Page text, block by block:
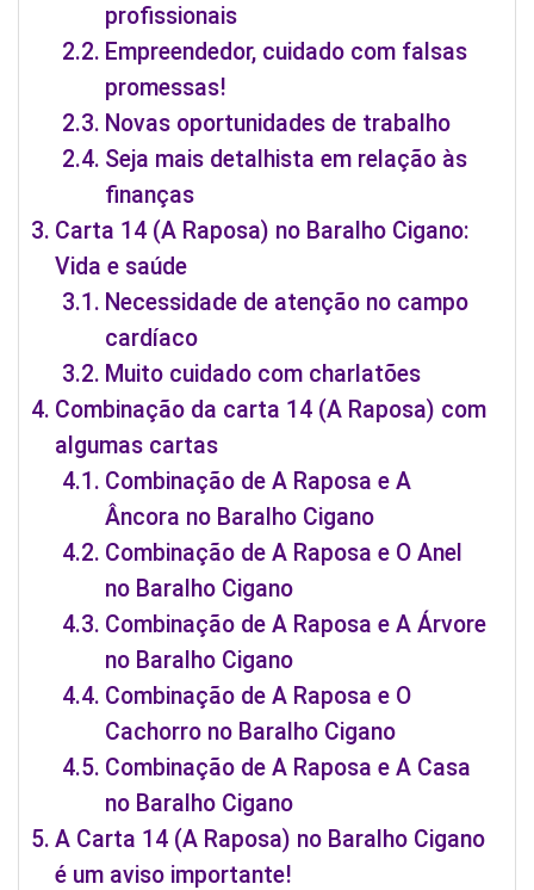
profissionais
Empreendedor, cuidado com falsas
promessas!
Novas oportunidades de trabalho
Seja mais detalhista em relação às
finanças
Carta 14 (A Raposa) no Baralho Cigano:
Vida e saúde
Necessidade de atenção no campo
cardíaco
Muito cuidado com charlatões
Combinação da carta 14 (A Raposa) com
algumas cartas
Combinação de A Raposa e A
Âncora no Baralho Cigano
Combinação de A Raposa e O Anel
no Baralho Cigano
Combinação de A Raposa e A Árvore
no Baralho Cigano
Combinação de A Raposa e O
Cachorro no Baralho Cigano
Combinação de A Raposa e A Casa
no Baralho Cigano
A Carta 14 (A Raposa) no Baralho Cigano
é um aviso importante!